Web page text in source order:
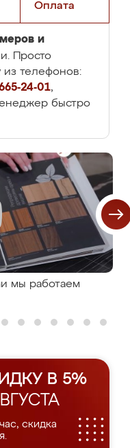
Оплата
и
Просто
телефонов:
24-01,
быстро
мы работаем
В 5%
скидка